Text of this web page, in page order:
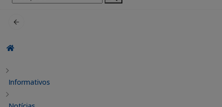
por:
Informativos